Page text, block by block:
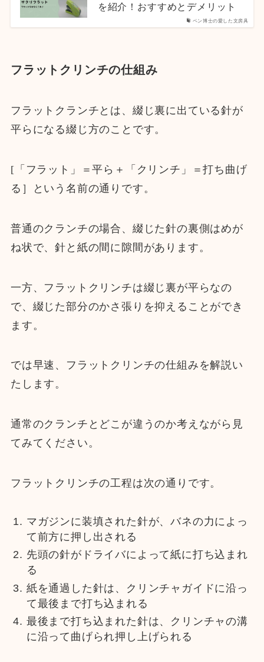
ペン博士の愛した文房具
を紹介！おすすめとデメリット
フラットクリンチの仕組み
フラットクランチとは、綴じ裏に出ている針が
平らになる綴じ方のことです。
[「フラット」＝平ら＋「クリンチ」＝打ち曲げ
る］という名前の通りです。
普通のクランチの場合、綴じた針の裏側はめが
ね状で、針と紙の間に隙間があります。
一方、フラットクリンチは綴じ裏が平らなの
で、綴じた部分のかさ張りを抑えることができ
ます。
では早速、フラットクリンチの仕組みを解説い
たします。
通常のクランチとどこが違うのか考えながら見
てみてください。
フラットクリンチの工程は次の通りです。
マガジンに装填された針が、バネの力によっ
て前方に押し出される
先頭の針がドライバによって紙に打ち込まれ
る
紙を通過した針は、クリンチャガイドに沿っ
て最後まで打ち込まれる
最後まで打ち込まれた針は、クリンチャの溝
に沿って曲げられ押し上げられる